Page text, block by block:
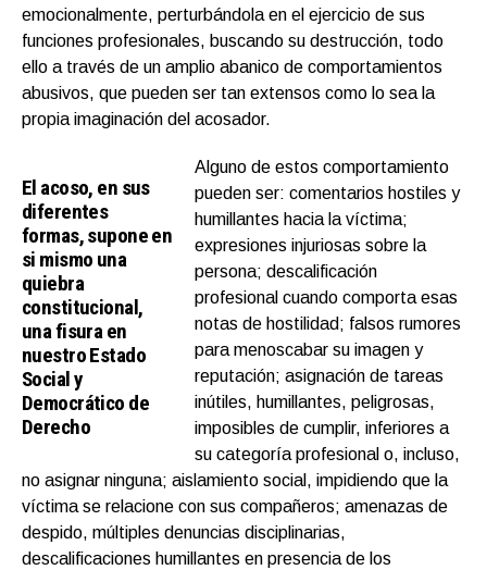
emocionalmente, perturbándola en el ejercicio de sus
funciones profesionales, buscando su destrucción, todo
ello a través de un amplio abanico de comportamientos
abusivos, que pueden ser tan extensos como lo sea la
propia imaginación del acosador.
El acoso, en sus
diferentes
formas, supone en
si mismo una
quiebra
constitucional,
una fisura en
nuestro Estado
Social y
Democrático de
Derecho
Alguno de estos comportamiento
pueden ser: comentarios hostiles y
humillantes hacia la víctima;
expresiones injuriosas sobre la
persona; descalificación
profesional cuando comporta esas
notas de hostilidad; falsos rumores
para menoscabar su imagen y
reputación; asignación de tareas
inútiles, humillantes, peligrosas,
imposibles de cumplir, inferiores a
su categoría profesional o, incluso,
no asignar ninguna; aislamiento social, impidiendo que la
víctima se relacione con sus compañeros; amenazas de
despido, múltiples denuncias disciplinarias,
descalificaciones humillantes en presencia de los